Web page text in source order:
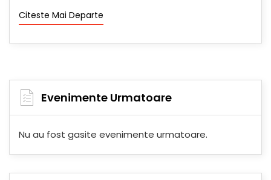
Citeste Mai Departe
Evenimente Urmatoare
Nu au fost gasite evenimente urmatoare.